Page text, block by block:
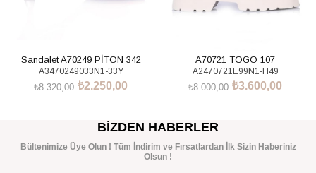
Sandalet A70249 PİTON 342
A3470249033N1-33Y
₺2.250,00
₺8.320,00
A70721 TOGO 107
A2470721E99N1-H49
₺3.600,00
₺8.000,00
BIZDEN HABERLER
Bültenimize Üye Olun ! Tüm İndirim ve Fırsatlardan İlk Sizin Haberiniz
Olsun !